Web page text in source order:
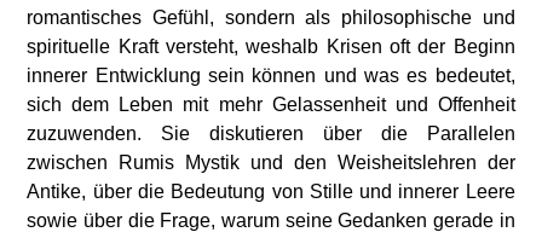
romantisches Gefühl, sondern als philosophische und
spirituelle Kraft versteht, weshalb Krisen oft der Beginn
innerer Entwicklung sein können und was es bedeutet,
sich dem Leben mit mehr Gelassenheit und Offenheit
zuzuwenden. Sie diskutieren über die Parallelen
zwischen Rumis Mystik und den Weisheitslehren der
Antike, über die Bedeutung von Stille und innerer Leere
sowie über die Frage, warum seine Gedanken gerade in